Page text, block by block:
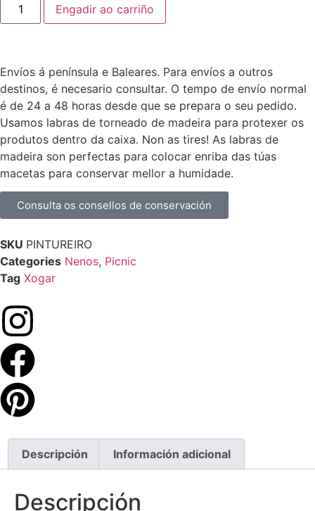
Engadir ao carriño
Envíos á península e Baleares. Para envíos a outros
destinos, é necesario consultar. O tempo de envío normal
é de 24 a 48 horas desde que se prepara o seu pedido.
Usamos labras de torneado de madeira para protexer os
produtos dentro da caixa. Non as tires! As labras de
madeira son perfectas para colocar enriba das túas
macetas para conservar mellor a humidade.
Consulta os consellos de conservación
SKU PINTUREIRO
Categories Nenos, Picnic
Tag Xogar
Descripción Información adicional
Descripción